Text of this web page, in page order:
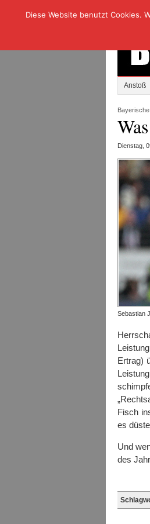
Anstoß
Dienstag,
Sebastian
Ertrag)
Fisch
es
Und
des
Diese Website benutzt Cookies.